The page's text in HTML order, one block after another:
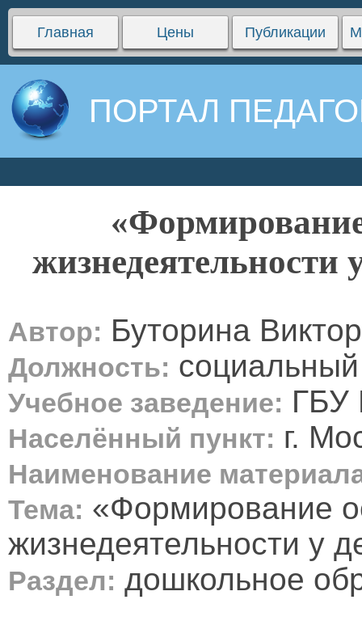
Главная Цены Публикации
ПОРТАЛ
жизнедеятельности
Автор: Буторина
Должность: социальный
Учебное заведение: ГБУ
Населённый пункт: г.
Наименование
Тема: «Формирование
жизнедеятельности у
Раздел: дошкольное